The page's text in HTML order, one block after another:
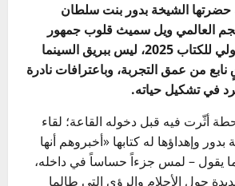
حضرتها الشيخة بدور بنت سلطان
العالمي ويل سميث قلوب جمهور
معرض الشارقة الدولي للكتاب 2025، ليس ببريق السينما
من عمق التجربة، وباعترافات نادرة
في تشكيل حياته.
أثّرت فيه قبل دخوله القاعة؛ لقاء
وإهداؤها له كتابها «أخبروهم أنها
يقول – لمس جزءاً حساساً في داخله،
حول الأحلام والرؤى التي طالما